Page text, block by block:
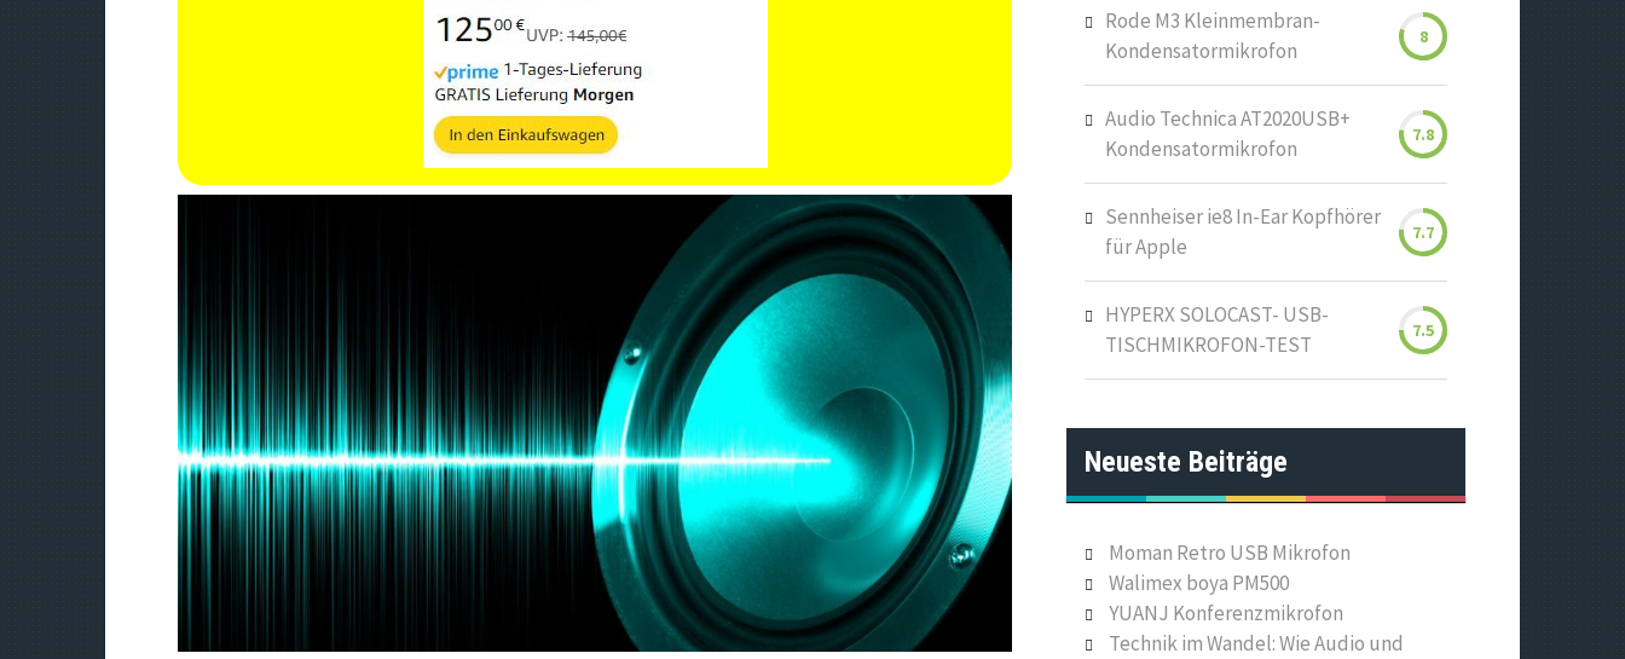
Rode M3 Kleinmembran-
Kondensatormikrofon
8
Audio Technica AT2020USB+
Kondensatormikrofon
7.8
Sennheiser ie8 In-Ear Kopfhörer
für Apple
7.7
HYPERX SOLOCAST- USB-
TISCHMIKROFON-TEST
7.5
Neueste Beiträge
Moman Retro USB Mikrofon
Walimex boya PM500
YUANJ Konferenzmikrofon
Technik im Wandel: Wie Audio und